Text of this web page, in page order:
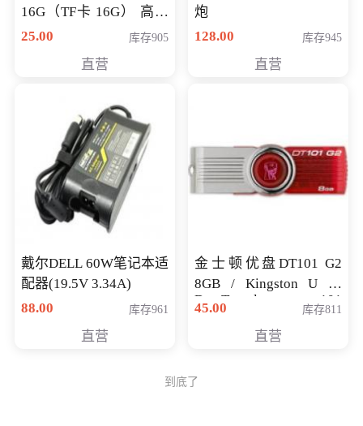
16G（TF卡 16G） 高速
卡 CLASS 10
25.00 库存905
直营
炮
128.00
库存945
直营
戴尔DELL 60W笔记本适
配器(19.5V 3.34A)
88.00
库存961
直营
金士顿优盘DT101 G2
8GB / Kingston U 盘
DataTraveler 101
Generati
45.00 库存811
直营
到底了